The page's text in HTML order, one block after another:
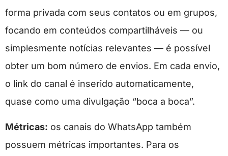
forma privada com seus contatos ou em grupos,
focando em conteúdos compartilháveis — ou
simplesmente notícias relevantes — é possível
obter um bom número de envios. Em cada envio,
o link do canal é inserido automaticamente,
quase como uma divulgação “boca a boca”.
Métricas: os canais do WhatsApp também
possuem métricas importantes. Para os